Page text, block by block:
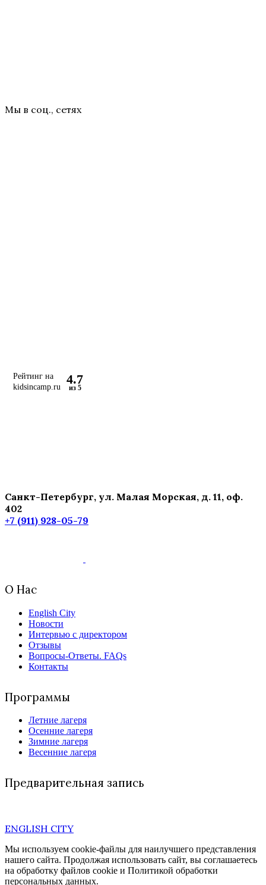
Мы в соц., сетях
Рейтинг на
kidsincamp.ru
4.7
из 5
Санкт-Петербург, ул. Малая Морская, д. 11, оф.
402
+7 (911) 928-05-79
О Нас
English City
Новости
Интервью с директором
Отзывы
Вопросы-Ответы. FAQs
Контакты
Программы
Летние лагеря
Осенние лагеря
Зимние лагеря
Весенние лагеря
Предварительная запись
ENGLISH CITY
Мы используем cookie-файлы для наилучшего представления
нашего сайта. Продолжая использовать сайт, вы соглашаетесь
на обработку файлов cookie и Политикой обработки
персональных данных.